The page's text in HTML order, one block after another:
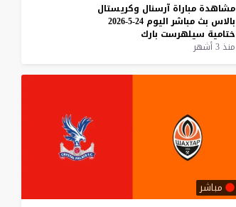
مشاهدة مباراة آرسنال وكريستال
بالاس بث مباشر اليوم 24-5-2026
ختامية سيلهرست بارك
منذ 3 أشهر
مباشر